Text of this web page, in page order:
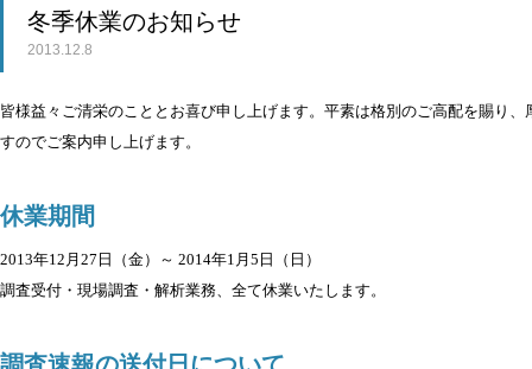
冬季休業のお知らせ
2013.12.8
皆様益々ご清栄のこととお喜び申し上げます。平素は格別のご高配を賜り
すのでご案内申し上げます。
休業期間
2013年12月27日（金）～ 2014年1月5日（日）
調査受付・現場調査・解析業務、全て休業いたします。